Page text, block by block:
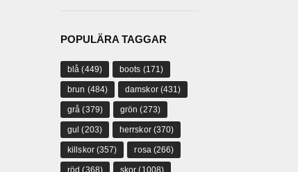
POPULÄRA TAGGAR
blå (449) boots (171)
brun (484) damskor(431)
grå (379) grön (273)
gul (203) herrskor(370)
killskor(357) rosa (266)
röd (368) skor (1008)